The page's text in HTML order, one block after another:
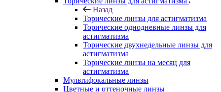
Назад
Торические линзы для астигматизма
Торические однодневные линзы для
астигматизма
Торические двухнедельные линзы для
астигматизма
Торические линзы на месяц для
астигматизма
Мультифокальные линзы
Цветные и оттеночные линзы